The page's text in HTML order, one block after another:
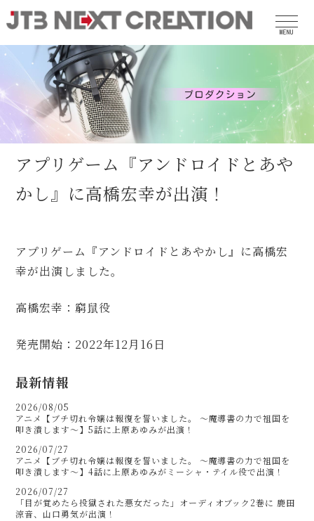
MENU
アプリゲーム『アンドロイドとあや
かし』に高橋宏幸が出演！
アプリゲーム『アンドロイドとあやかし』に高橋宏
幸が出演しました。
高橋宏幸：窮鼠役
発売開始：2022年12月16日
最新情報
2026/08/05
アニメ【ブチ切れ令嬢は報復を誓いました。 ～魔導書の力で祖国を
叩き潰します～】5話に上原あゆみが出演！
2026/07/27
アニメ【ブチ切れ令嬢は報復を誓いました。 ～魔導書の力で祖国を
叩き潰します～】4話に上原あゆみがミーシャ・テイル役で出演！
2026/07/27
「目が覚めたら投獄された悪女だった」オーディオブック2巻に 鹿田
涼音、山口勇気が出演！